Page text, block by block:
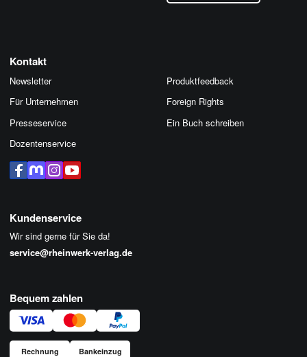
Kontakt
Newsletter
Für Unternehmen
Presseservice
Dozentenservice
Produktfeedback
Foreign Rights
Ein Buch schreiben
Kundenservice
Wir sind gerne für Sie da!
service@rheinwerk-verlag.de
Bequem zahlen
Rechnung Bankeinzug